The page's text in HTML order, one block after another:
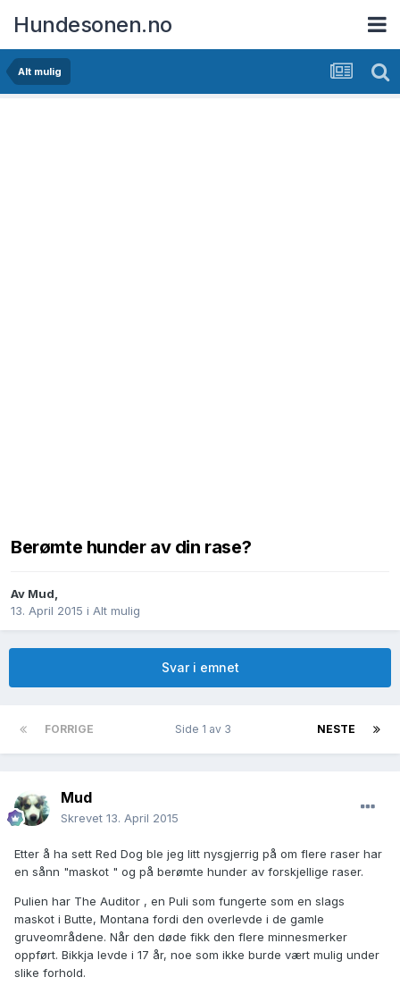
Hundesonen.no
Alt mulig
Berømte hunder av din rase?
Av Mud,
13. April 2015 i Alt mulig
Svar i emnet
FORRIGE NESTE
Side 1 av 3
Mud
Skrevet 13. April 2015
Etter å ha sett Red Dog ble jeg litt nysgjerrig på om flere raser har
en sånn "maskot " og på berømte hunder av forskjellige raser.
Pulien har The Auditor , en Puli som fungerte som en slags
maskot i Butte, Montana fordi den overlevde i de gamle
gruveområdene. Når den døde fikk den flere minnesmerker
oppført. Bikkja levde i 17 år, noe som ikke burde vært mulig under
slike forhold.